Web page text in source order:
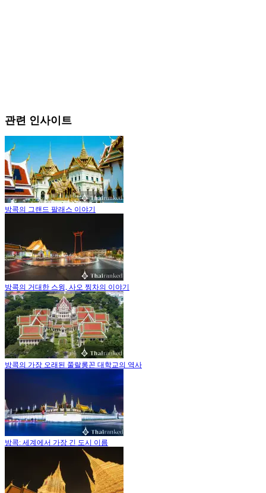
관련 인사이트
방콕의 그랜드 팔래스 이야기
방콕의 거대한 스윙, 사오 찡차의 이야기
방콕의 가장 오래된 쭐랄롱꼰 대학교의 역사
방콕: 세계에서 가장 긴 도시 이름